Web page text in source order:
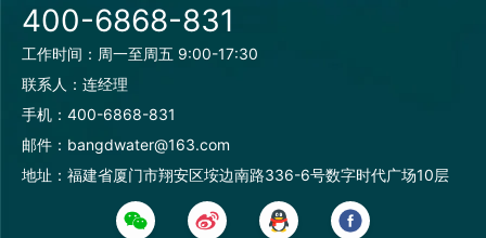
400-6868-831
工作时间：周一至周五 9:00-17:30
联系人：连经理
手机：400-6868-831
邮件：bangdwater@163.com
地址：福建省厦门市翔安区垵边南路336-6号数字时代广场10层